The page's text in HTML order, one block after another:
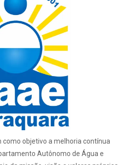
objetivo a melhoria contínua
Autônomo de Água e